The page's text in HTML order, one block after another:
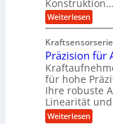
g
l
c
h
l
g
e
w
n
d
e
t
t
z
u
n
d
A
u
f
t
i
n
Z
e
e
n
v
o
n
K
Konstruktion…
Weiterlesen:
Z
h
n
s
t
a
n
g
e
Kraftsensorserie
Präzision für
für hohe
Ihre robuste
Linearität
Weiterlesen: